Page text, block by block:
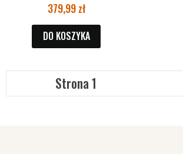
379,99
DO KOSZYKA
1